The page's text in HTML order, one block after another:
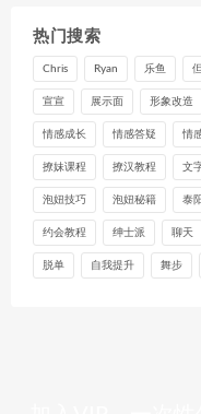
热门搜索
Chris Ryan 乐鱼
宣宣 展示面 形象改造
情感成长 情感答疑 情
撩妹课程 撩汉教程 文
泡妞技巧 泡妞秘籍 泰阳
约会教程 绅士派 聊天
脱单 自我提升 舞步